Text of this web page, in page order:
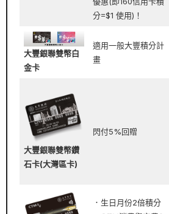
分=$1 使用)！
大豐銀聯雙幣白
金卡
適用一般大豐積分計
畫
大豐銀聯雙幣鑽
石卡(大灣區卡)
閃付5%回贈
．生日月份2倍積分